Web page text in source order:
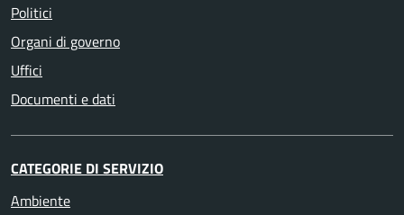
Politici
Organi di governo
Uffici
Documenti e dati
CATEGORIE DI SERVIZIO
Ambiente